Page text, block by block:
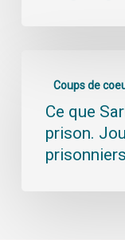
Coups de
Ce que
prison.
prisonniers